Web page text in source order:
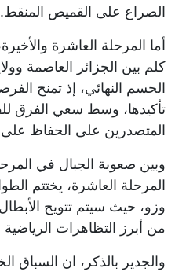
الصراع على القميص المنقط.
كلم بين الجزائر العاصمة
الحسم النهائي، إذ تمنح
تأكيدها، وسط سعي الفرق
المتصدرين على الحفاظ
وبين صعوبة الجبال في
المرحلة العاشرة، يختتم
وزو، حيث سيتم تتويج
من أبرز التظاهرات